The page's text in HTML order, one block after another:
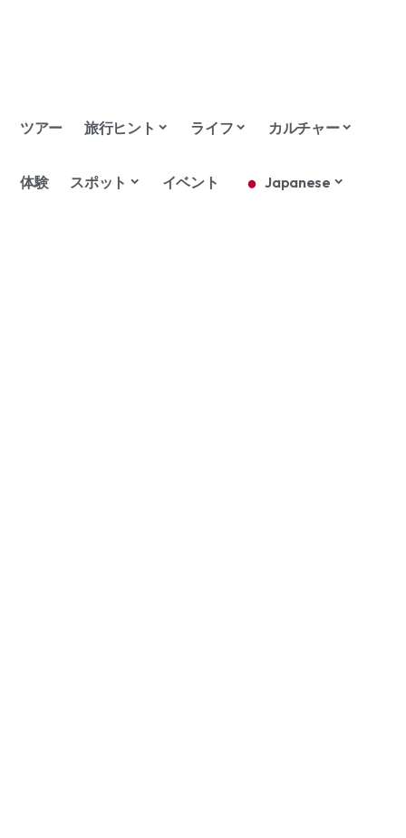
ツアー 旅行ヒント ライフ カルチャー
体験 スポット イベント Japanese